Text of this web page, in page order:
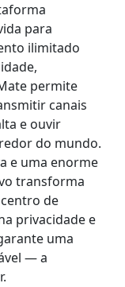
para
ilimitado
permite
canais
e ouvir
do mundo.
e uma enorme
transforma
de
privacidade e
uma
— a